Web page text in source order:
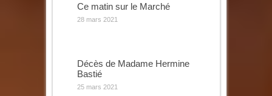
Ce matin sur le Marché
28 mars 2021
Décès de Madame Hermine
Bastié
25 mars 2021